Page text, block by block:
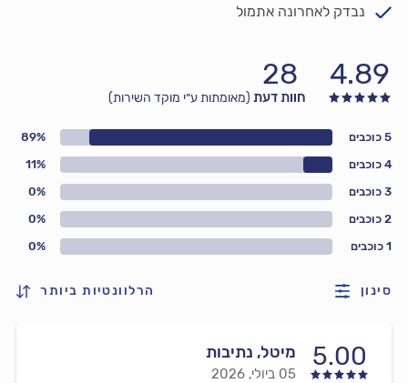
נבדק לאחרונה אתמול
4.89
28
חוות דעת (מאומתות ע״י מוקד השירות)
1 כוכבים 0%
2 כוכבים 0%
3 כוכבים 0%
4 כוכבים 11%
5 כוכבים 89%
סינון הרלוונטיות ביותר
5.00 מיטל, נתיבות
05 ביולי, 2026